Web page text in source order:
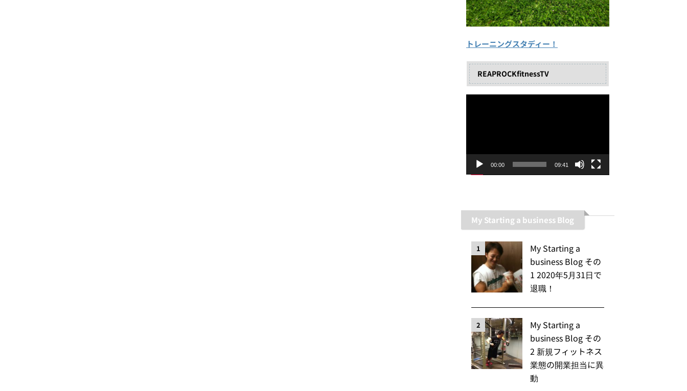
トレーニングスタディー！
REAPROCKfitnessTV
ー
00:00 09:41
My Starting a business Blog
1
My Starting a
business Blog その
1 2020年5月31日で
退職！
2
My Starting a
business Blog その
2 新規フィットネス
業態の開業担当に異
動